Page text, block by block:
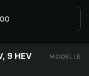
9 HEV MODELLE